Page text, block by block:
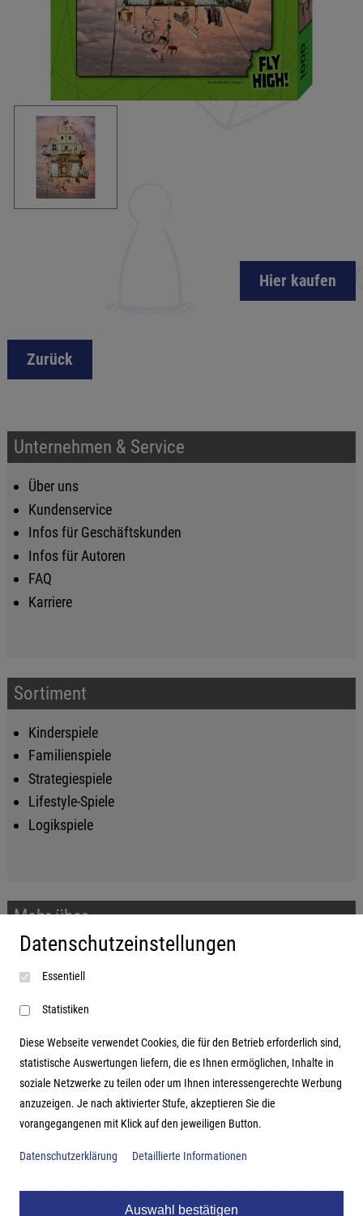
Hier kaufen
Zurück
Unternehmen & Service
Über uns
Kundenservice
Infos für Geschäftskunden
Infos für Autoren
FAQ
Karriere
Sortiment
Kinderspiele
Familienspiele
Strategiespiele
Lifestyle-Spiele
Logikspiele
Mehr über...
Impressum
AGB
Datenschutzerklärung
Adresse
Hutter Trade GmbH + Co KG
Bgm.-Landmann-Platz 1-5
Datenschutzeinstellungen
Essentiell
Statistiken
Diese Webseite verwendet Cookies, die für den Betrieb erforderlich sind,
statistische Auswertungen liefern, die es Ihnen ermöglichen, Inhalte in
soziale Netzwerke zu teilen oder um Ihnen interessengerechte Werbung
anzuzeigen. Je nach aktivierter Stufe, akzeptieren Sie die
vorangegangenen mit Klick auf den jeweiligen Button.
Datenschutzerklärung Detaillierte Informationen
Auswahl bestätigen